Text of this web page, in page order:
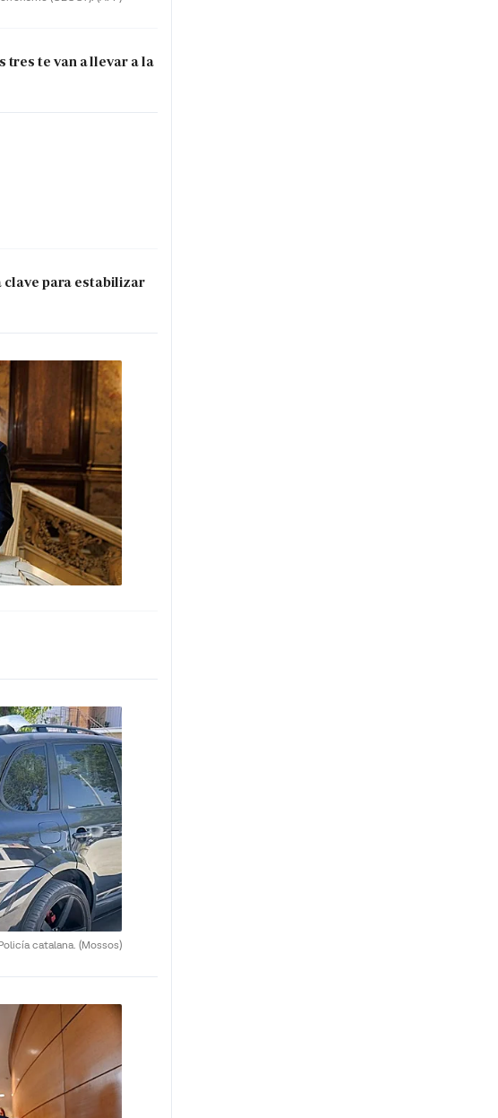
tres te van a llevar a la
para estabilizar
catalana. (Mossos)